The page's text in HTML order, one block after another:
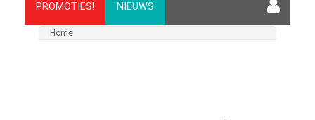
PROMOTIES! NIEUWS
Home